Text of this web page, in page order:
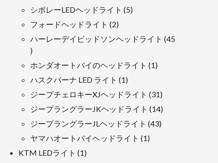
シボレーLEDヘッドライト 55
フォードヘッドライト 22
ハーレーデイビッドソンヘッドライト
45
45
製
ホンダオートバイのヘッドライト 11
ハスクバーナ LED ライト 11
製
ジープチェロキーXJヘッドライト 3131
製
ジープラングラーJKヘッドライト 1414
製
ジープラングラーJLヘッドライト 4343
ヤマハオートバイヘッドライト 11
KTM LEDライト 11